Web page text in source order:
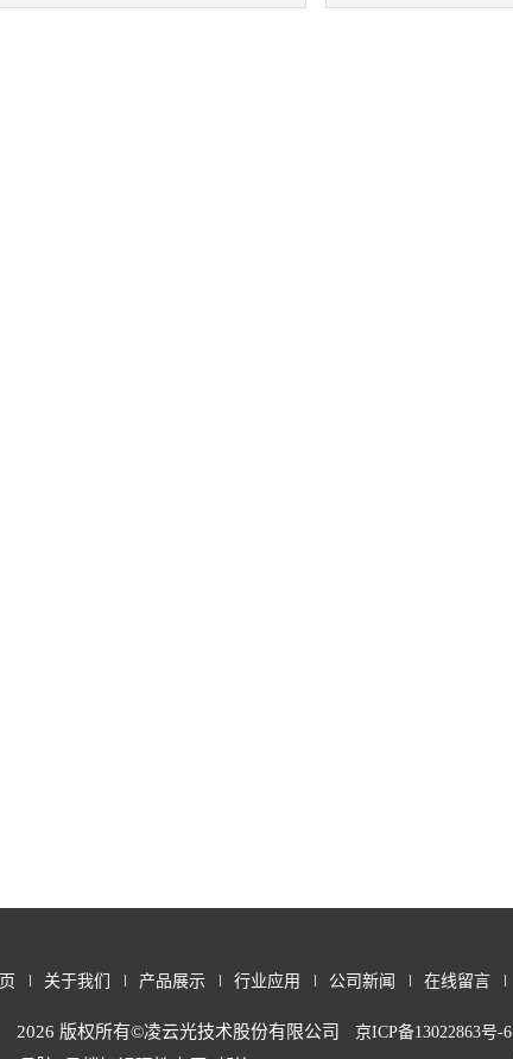
关于我们 产品展示 行业应用 公司新闻 在线留言
2026 版权所有©凌云光技术股份有限公司 京ICP备13022863号-6